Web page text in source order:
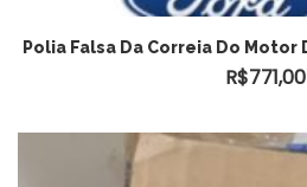
Polia Falsa Da Correia Do Motor
R$771,00